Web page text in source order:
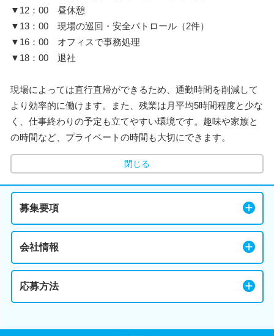
▼12：00 昼休憩
▼13：00 現場の巡回・安全パトロール（2件）
▼16：00 オフィスで事務処理
▼18：00 退社
現場によっては直行直帰ができるため、通勤時間を削減して
より効率的に働けます。また、残業は月平均5時間程度と少な
く、仕事終わりの予定も立てやすい環境です。趣味や家族と
の時間など、プライベートの時間も大切にできます。
閉じる
募集要項
会社情報
応募方法